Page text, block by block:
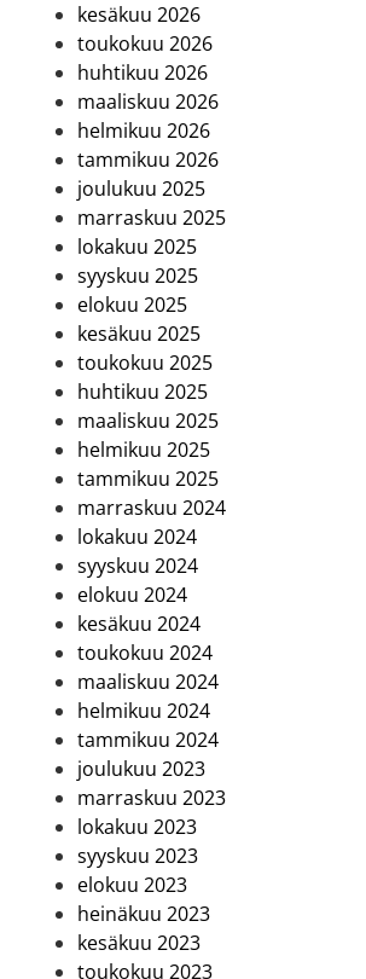
kesäkuu 2026
toukokuu 2026
huhtikuu 2026
maaliskuu 2026
helmikuu 2026
tammikuu 2026
joulukuu 2025
marraskuu 2025
lokakuu 2025
syyskuu 2025
elokuu 2025
kesäkuu 2025
toukokuu 2025
huhtikuu 2025
maaliskuu 2025
helmikuu 2025
tammikuu 2025
marraskuu 2024
lokakuu 2024
syyskuu 2024
elokuu 2024
kesäkuu 2024
toukokuu 2024
maaliskuu 2024
helmikuu 2024
tammikuu 2024
joulukuu 2023
marraskuu 2023
lokakuu 2023
syyskuu 2023
elokuu 2023
heinäkuu 2023
kesäkuu 2023
toukokuu 2023